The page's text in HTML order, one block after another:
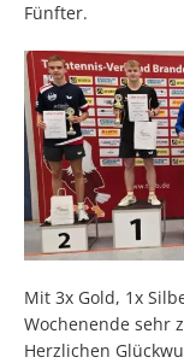
Fünfter.
Mit 3x Gold, 1x
Wochenende sehr
Herzlichen